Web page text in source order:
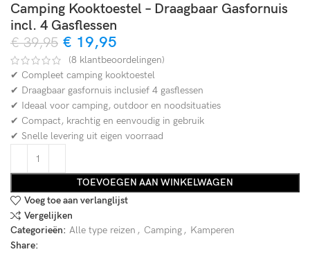
Camping Kooktoestel – Draagbaar Gasfornuis
incl. 4 Gasflessen
€39,95 € 19,95
(8 klantbeoordelingen)
✔ Compleet camping kooktoestel
✔ Draagbaar gasfornuis inclusief 4 gasflessen
✔ Ideaal voor camping, outdoor en noodsituaties
✔ Compact, krachtig en eenvoudig in gebruik
✔ Snelle levering uit eigen voorraad
TOEVOEGEN AAN WINKELWAGEN
Voeg toe aan verlanglijst
Vergelijken
Categorieën: Alle type reizen , Camping , Kamperen
Share: